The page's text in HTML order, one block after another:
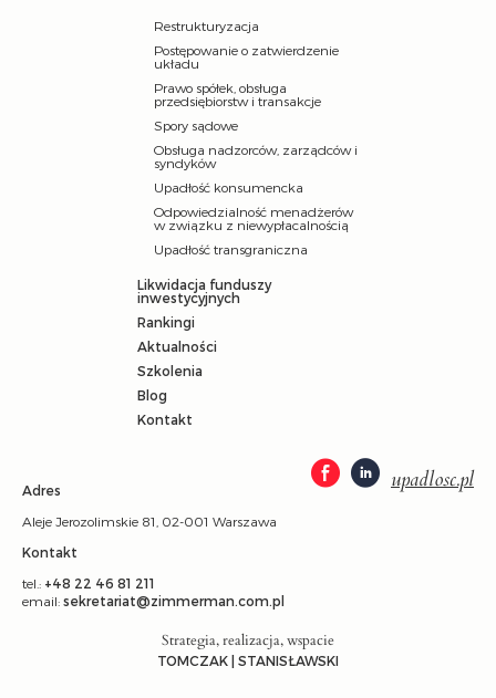
Restrukturyzacja
Postępowanie o zatwierdzenie
układu
Prawo spółek, obsługa
przedsiębiorstw i transakcje
Spory sądowe
Obsługa nadzorców, zarządców i
syndyków
Upadłość konsumencka
Odpowiedzialność menadżerów
w związku z niewypłacalnością
Upadłość transgraniczna
Likwidacja funduszy
inwestycyjnych
Rankingi
Aktualności
Szkolenia
Blog
Kontakt
upadlosc.pl
Adres
Aleje Jerozolimskie 81, 02-001 Warszawa
Kontakt
tel.: +48 22 46 81 211
email: sekretariat@zimmerman.com.pl
Strategia, realizacja, wspacie
TOMCZAK | STANISŁAWSKI